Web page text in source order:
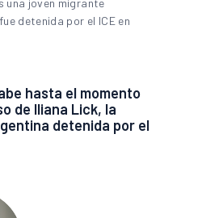
hasta el momento
de Iliana Lick, la
detenida por el